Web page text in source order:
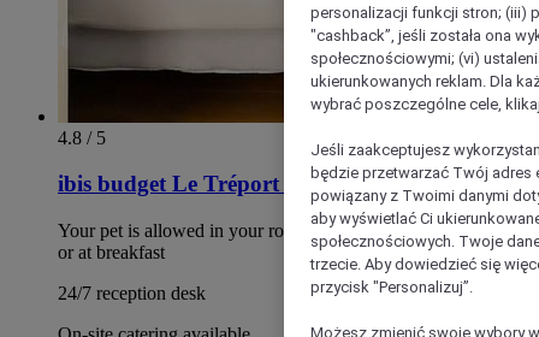
4.8 / 5
ibis budget Le Tréport Mers les Bains
Your pet is allowed in your room but not in communal areas
or at breakfast
24/7 reception desk
personalizacji funkcji stron; (iii)
"cashback”, jeśli została ona
społecznościowymi; (vi)
ukierunkowanych reklam. Dla
wybrać poszczególne cele,
Jeśli zaakceptujesz
będzie przetwarzać Twój adres
powiązany z Twoimi danymi
aby wyświetlać Ci
społecznościowych. Twoje
trzecie. Aby dowiedzieć się
przycisk "Personalizuj”.
Możesz zmienić swoje wybory